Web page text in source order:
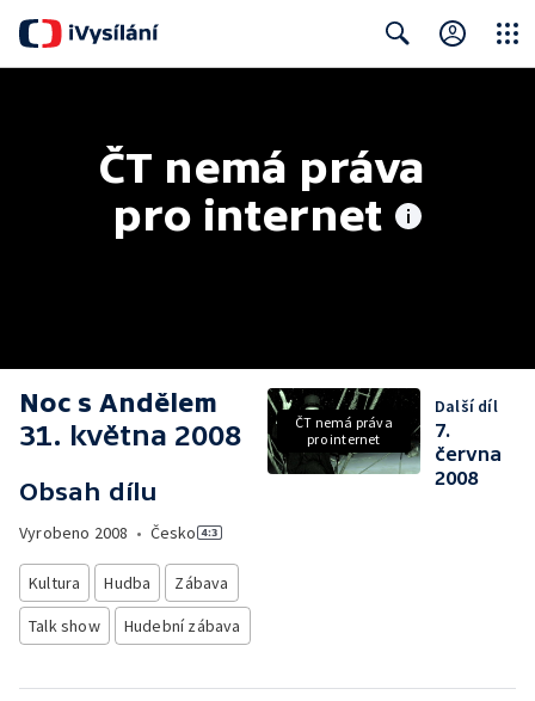
ČT nemá práva
pro internet
Noc s Andělem
31. května 2008
Obsah dílu
Vyrobeno 2008 • Česko
Kultura Hudba
Zábava
Talk show
Hudební zábava
ČT nemá práva
pro internet
Další díl
7.
června
2008